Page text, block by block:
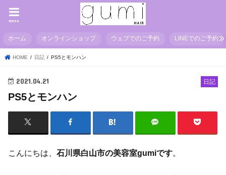
menu
ホーム オンラインショップ ウェブでのご予約 LINEでのご予約
HOME 日記 PS5とモンハン
日記
2021.04.21
PS5とモンハン
こんにちは、石川県白山市の美容室gumiです。